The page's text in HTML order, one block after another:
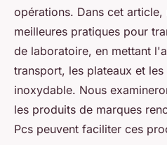
opérations. Dans cet
meilleures pratiques pour
de laboratoire, en mettant
transport, les plateaux et
inoxydable. Nous
les produits de marques
Pcs peuvent faciliter ces